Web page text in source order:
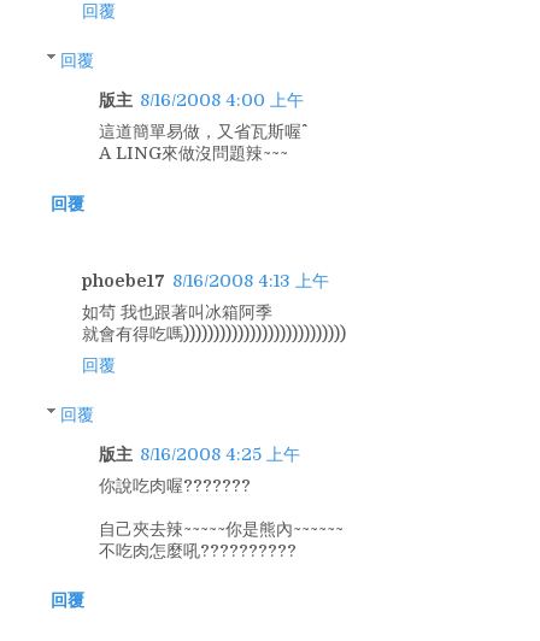
回覆
回覆
版主 8/16/2008 4:00 上午
這道簡單易做，又省瓦斯喔^^
A LING來做沒問題辣~~~
回覆
phoebe17 8/16/2008 4:13 上午
如茍 我也跟著叫冰箱阿季
就會有得吃嗎)))))))))))))))))))))))))))
回覆
回覆
版主 8/16/2008 4:25 上午
你說吃肉喔???????
自己夾去辣~~~~~你是熊內~~~~~~
不吃肉怎麼吼??????????
回覆